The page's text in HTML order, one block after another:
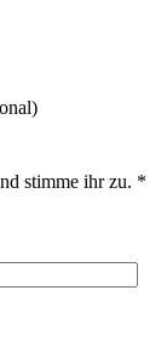
stimme ihr zu. *